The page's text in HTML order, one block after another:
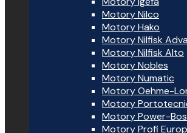
Motory Nilco
Motory Hako
Motory Nilfisk
Motory Nilfisk Alto
Motory Nobles
Motory Numatic
Motory Oehme-
Motory
Motory Power-
Motory Profi